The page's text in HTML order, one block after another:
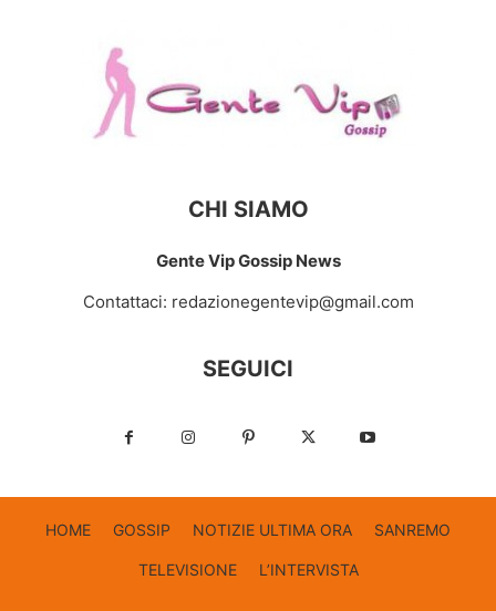
CHI SIAMO
Gente Vip Gossip News
Contattaci: redazionegentevip@gmail.com
SEGUICI
HOME GOSSIP NOTIZIE ULTIMA ORA SANREMO
TELEVISIONE L’INTERVISTA